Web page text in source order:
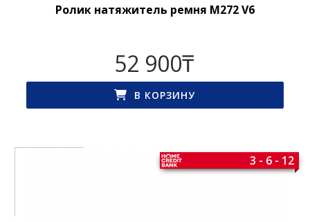
Ролик натяжитель ремня M272 V6
52 900₸
В КОРЗИНУ
3 - 6 - 12